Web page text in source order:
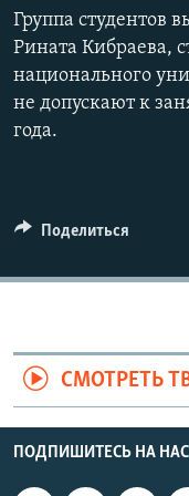
Группа студентов
Рината Кибраева,
национального
не допускают к
года.
Поделиться
СМОТРЕТЬ
ПОДПИШИТЕСЬ НА НАС